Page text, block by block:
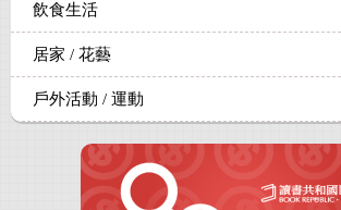
飲食生活
居家 / 花藝
戶外活動 / 運動